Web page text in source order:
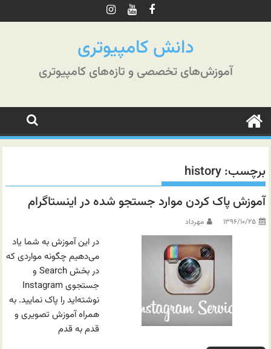
به
دانش کامپیوتری
آموزش‌های تخصصی و تازه‌های کامپیوتری
برچسب:history
آموزش پاک کردن موارد جستجو شده در اینستاگرام
۱۳۹۶/۱۰/۲۵ مهرداد
در این آموزش به شما یاد
می‌دهیم چگونه مواردی که
در بخش Search و
جستجوی Instagram
نوشته‌اید را پاک نمایید. به
همراه آموزش تصویری و
قدم به قدم